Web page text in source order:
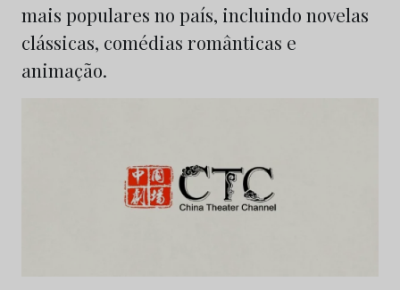
mais populares no país, incluindo novelas
clássicas, comédias românticas e
animação.